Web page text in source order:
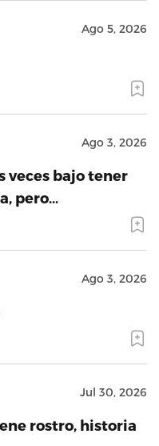
Ago 5, 2026
Ago 3, 2026
veces bajo tener
pero…
Ago 3, 2026
Jul 30, 2026
rostro, historia